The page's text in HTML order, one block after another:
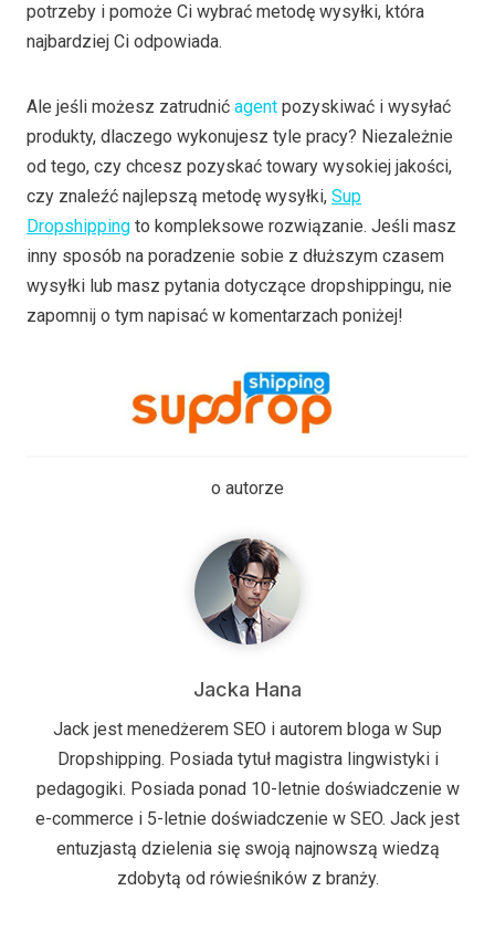
potrzeby i pomoże Ci wybrać metodę wysyłki, która
najbardziej Ci odpowiada.
Ale jeśli możesz zatrudnić agent pozyskiwać i wysyłać
produkty, dlaczego wykonujesz tyle pracy? Niezależnie
od tego, czy chcesz pozyskać towary wysokiej jakości,
czy znaleźć najlepszą metodę wysyłki, Sup
Dropshipping to kompleksowe rozwiązanie. Jeśli masz
inny sposób na poradzenie sobie z dłuższym czasem
wysyłki lub masz pytania dotyczące dropshippingu, nie
zapomnij o tym napisać w komentarzach poniżej!
o autorze
Jacka Hana
Jack jest menedżerem SEO i autorem bloga w Sup
Dropshipping. Posiada tytuł magistra lingwistyki i
pedagogiki. Posiada ponad 10-letnie doświadczenie w
e-commerce i 5-letnie doświadczenie w SEO. Jack jest
entuzjastą dzielenia się swoją najnowszą wiedzą
zdobytą od rówieśników z branży.